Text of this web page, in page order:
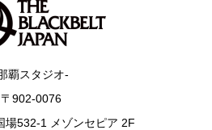
覇スタジオ-
〒902-0076
場532-1 メゾンセピア 2F